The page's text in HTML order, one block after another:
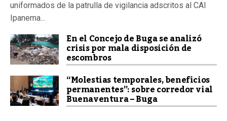
uniformados de la patrulla de vigilancia adscritos al CAI
Ipanema...
En el Concejo de Buga se analizó
crisis por mala disposición de
escombros
“Molestias temporales, beneficios
permanentes”: sobre corredor vial
Buenaventura – Buga